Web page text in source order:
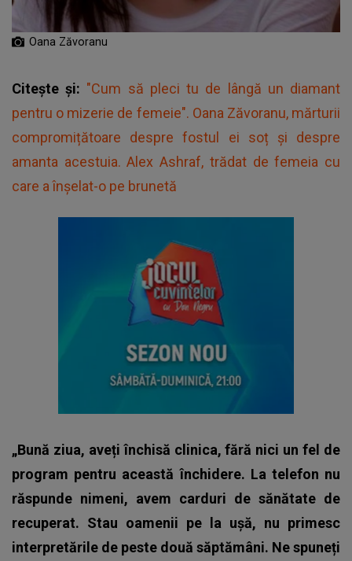
Oana Zăvoranu
Citește și: "Cum să pleci tu de lângă un diamant
pentru o mizerie de femeie". Oana Zăvoranu, mărturii
compromițătoare despre fostul ei soț și despre
amanta acestuia. Alex Ashraf, trădat de femeia cu
care a înșelat-o pe brunetă
„Bună ziua, aveți închisă clinica, fără nici un fel de
program pentru această închidere. La telefon nu
răspunde nimeni, avem carduri de sănătate de
recuperat. Stau oamenii pe la ușă, nu primesc
interpretările de peste două săptămâni. Ne spuneți